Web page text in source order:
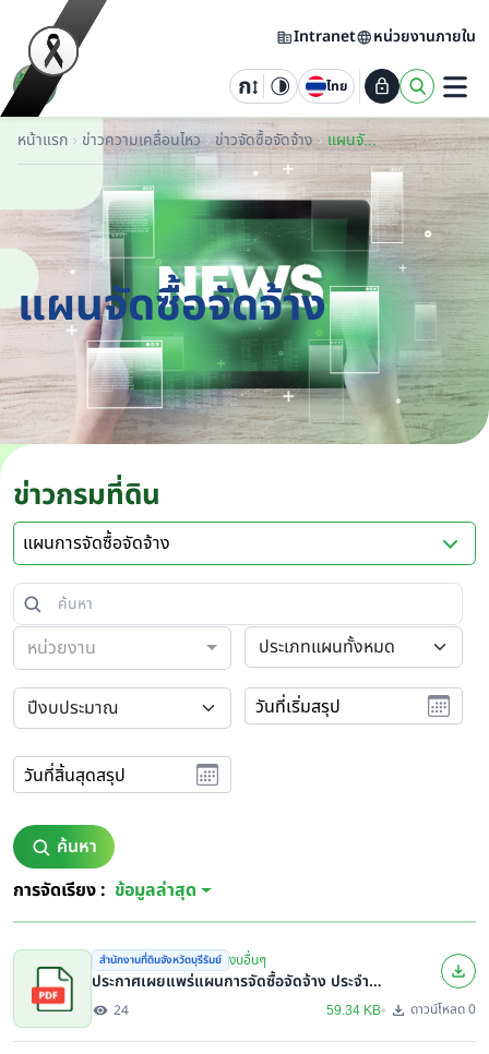
Intranet หน่วยงานภายใน
ไทย
หน้าแรก ข่าวความเคลื่อนไหว ข่าวจัดซื้อจัดจ้าง แผนจัดซื้อจัดจ้าง
แผนจัดซื้อจัดจ้าง
ข่าวกรมที่ดิน
แผนการจัดซื้อจัดจ้าง
หน่วยงาน
วันที่เริ่มสรุป
วันที่สิ้นสุดสรุป
ค้นหา
การจัดเรียง : ข้อมูลล่าสุด
สำนักงานที่ดินจังหวัดบุรีรัมย์ งบอื่นๆ
ประกาศเผยแพร่แผนการจัดซื้อจัดจ้าง ประจำ
ปีงบประมาณ พ.ศ. ๒๕๖๙
24 59.34 KB ดาวน์โหลด 0